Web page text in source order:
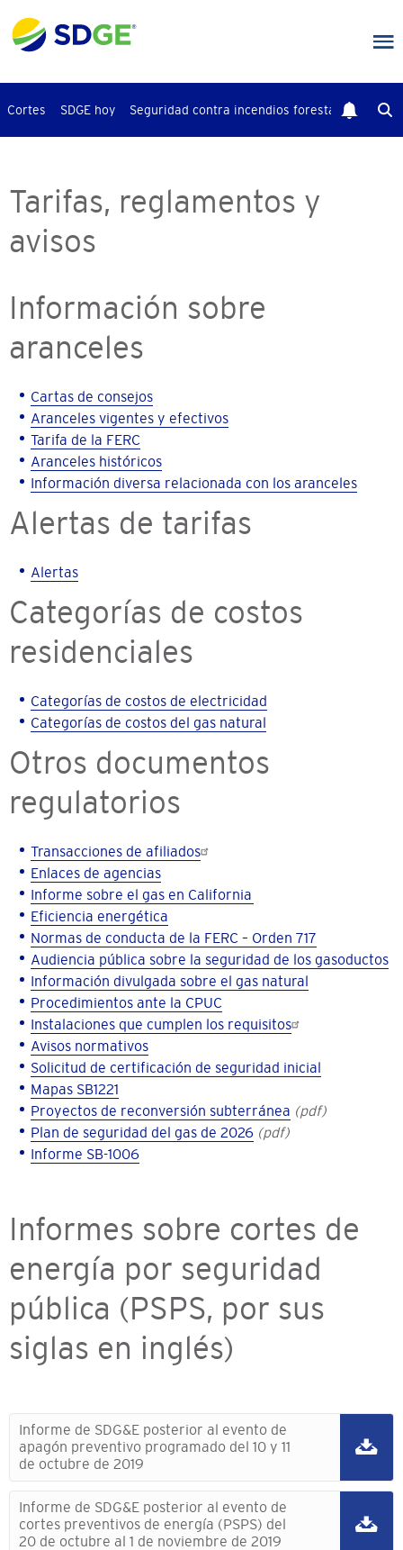
contenido
Cortes SDGE hoy Seguridad contra incendios forestales
Tarifas, reglamentos y
avisos
Información sobre
aranceles
Cartas de consejos
Aranceles vigentes y efectivos
Tarifa de la FERC
Aranceles históricos
Información diversa relacionada con los aranceles
Alertas de tarifas
Alertas
Categorías de costos
residenciales
Categorías de costos de electricidad
Categorías de costos del gas natural
Otros documentos
regulatorios
Transacciones de afiliados
Enlaces de agencias
Informe sobre el gas en California
Eficiencia energética
Normas de conducta de la FERC – Orden 717
Audiencia pública sobre la seguridad de los gasoductos
Información divulgada sobre el gas natural
Procedimientos ante la CPUC
Instalaciones que cumplen los requisitos
Avisos normativos
Solicitud de certificación de seguridad inicial
Mapas SB1221
Proyectos de reconversión subterránea (pdf)
Plan de seguridad del gas de 2026 (pdf)
Informe SB-1006
Informes sobre cortes de
energía por seguridad
pública (PSPS, por sus
siglas en inglés)
Informe de SDG&E posterior al evento de
apagón preventivo programado del 10 y 11
de octubre de 2019
Informe de SDG&E posterior al evento de
cortes preventivos de energía (PSPS) del
20 de octubre al 1 de noviembre de 2019